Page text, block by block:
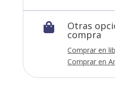
 Otras
compra
Comprar en
Comprar en